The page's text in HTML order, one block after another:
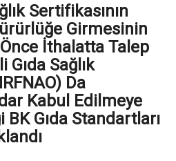
Sertifikasının
Girmesinin
İthalatta Talep
Sağlık
Da
Kabul Edilmeye
Gıda Standartları